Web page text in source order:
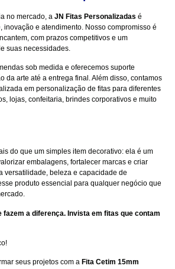
no mercado, a JN Fitas Personalizadas é
inovação e atendimento. Nosso compromisso é
com prazos competitivos e um
suas necessidades.
sob medida e oferecemos suporte
da arte até a entrega final. Além disso, contamos
em personalização de fitas para diferentes
lojas, confeitaria, brindes corporativos e muito
do que um simples item decorativo: ela é um
embalagens, fortalecer marcas e criar
versatilidade, beleza e capacidade de
produto essencial para qualquer negócio que
fazem a diferença. Invista em fitas que contam
seus projetos com a Fita Cetim 15mm